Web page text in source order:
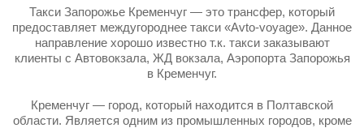
Такси Запорожье Кременчуг — это трансфер, который
предоставляет междугороднее такси «Avto-voyage». Данное
направление хорошо известно т.к. такси заказывают
клиенты с Автовокзала, ЖД вокзала, Аэропорта Запорожья
в Кременчуг.
Кременчуг — город, который находится в Полтавской
области. Является одним из промышленных городов, кроме